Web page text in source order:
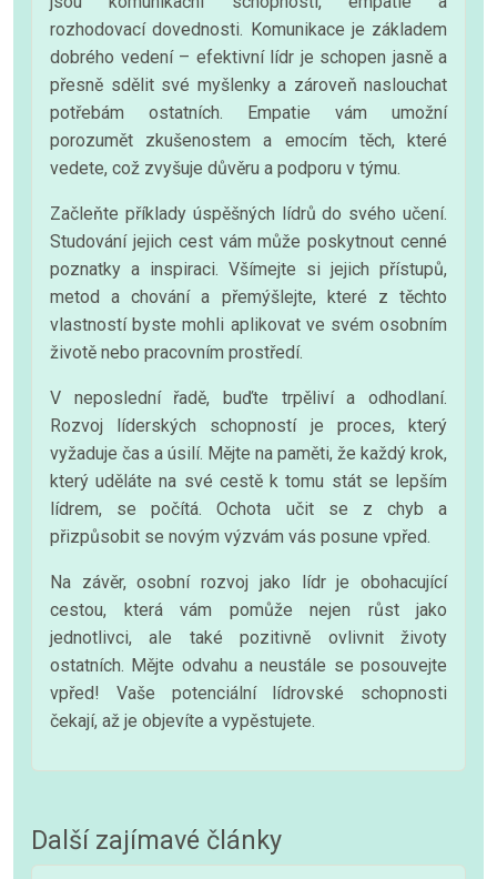
rozhodovací dovednosti. Komunikace je základem
dobrého vedení – efektivní lídr je schopen jasně a
přesně sdělit své myšlenky a zároveň naslouchat
potřebám ostatních. Empatie vám umožní
porozumět zkušenostem a emocím těch, které
vedete, což zvyšuje důvěru a podporu v týmu.
Začleňte příklady úspěšných lídrů do svého učení.
Studování jejich cest vám může poskytnout cenné
poznatky a inspiraci. Všímejte si jejich přístupů,
metod a chování a přemýšlejte, které z těchto
vlastností byste mohli aplikovat ve svém osobním
životě nebo pracovním prostředí.
V neposlední řadě, buďte trpěliví a odhodlaní.
Rozvoj líderských schopností je proces, který
vyžaduje čas a úsilí. Mějte na paměti, že každý krok,
který uděláte na své cestě k tomu stát se lepším
lídrem, se počítá. Ochota učit se z chyb a
přizpůsobit se novým výzvám vás posune vpřed.
Na závěr, osobní rozvoj jako lídr je obohacující
cestou, která vám pomůže nejen růst jako
jednotlivci, ale také pozitivně ovlivnit životy
ostatních. Mějte odvahu a neustále se posouvejte
vpřed! Vaše potenciální lídrovské schopnosti
čekají, až je objevíte a vypěstujete.
Další zajímavé články